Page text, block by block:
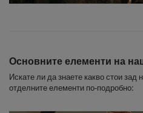
Основните елементи на
Искате ли да знаете какво стои
отделните елементи по-подробно: